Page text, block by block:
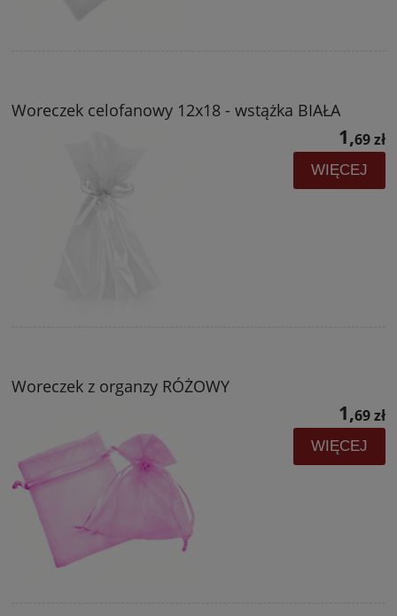
Woreczek celofanowy 12x18 - wstążka BIAŁA
1,69 zł
WIĘCEJ
Woreczek z organzy RÓŻOWY
1,69 zł
WIĘCEJ